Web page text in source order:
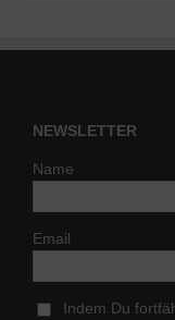
NEWSLETTER
Name
Email
Indem Du